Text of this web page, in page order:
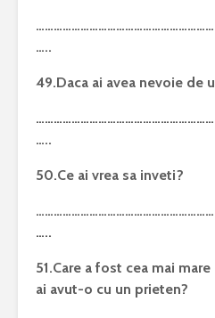
…..
49.Daca ai avea nevoie de
…..
50.Ce ai vrea sa inveti?
…..
51.Care a fost cea mai
ai avut-o cu un prieten?